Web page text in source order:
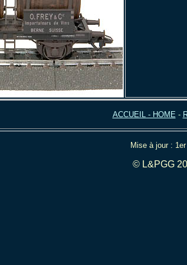
ACCUEIL - HOME -
Mise à jour :
© L&PGG